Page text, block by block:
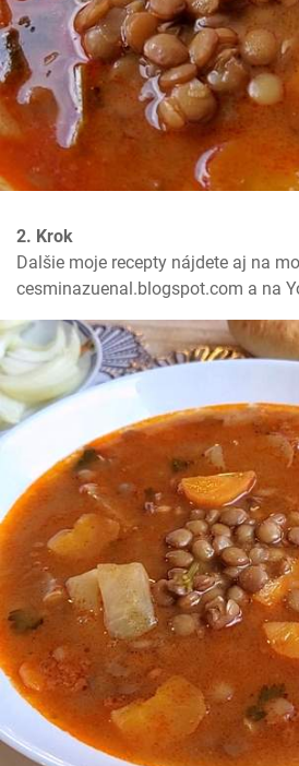
2. Krok
Dalšie moje recepty nájdete aj na
cesminazuenal.blogspot.com a na